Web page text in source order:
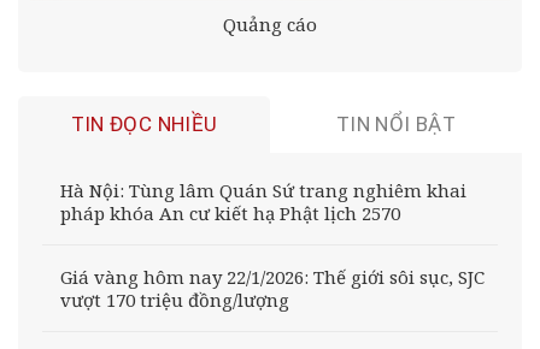
Quảng cáo
TIN ĐỌC NHIỀU TIN NỔI BẬT
Hà Nội: Tùng lâm Quán Sứ trang nghiêm khai
pháp khóa An cư kiết hạ Phật lịch 2570
Giá vàng hôm nay 22/1/2026: Thế giới sôi sục, SJC
vượt 170 triệu đồng/lượng